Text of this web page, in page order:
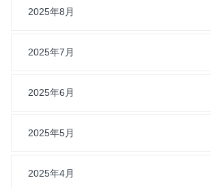
2025年8月
2025年7月
2025年6月
2025年5月
2025年4月